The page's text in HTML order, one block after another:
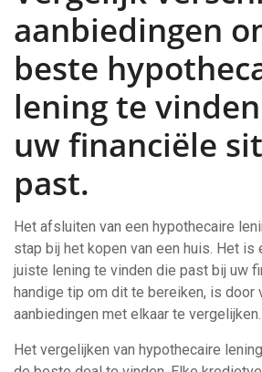
aanbiedingen
beste
lening te
uw financiële
past.
Het afsluiten van een hypothecaire
stap bij het kopen van een huis. Het
juiste lening te vinden die past bij uw
handige tip om dit te bereiken, is door
aanbiedingen met elkaar te vergelijken.
Het vergelijken van hypothecaire